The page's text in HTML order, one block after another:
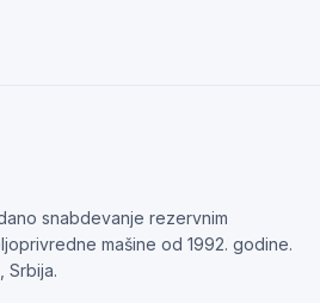
snabdevanje rezervnim
mašine od 1992. godine.
Srbija.